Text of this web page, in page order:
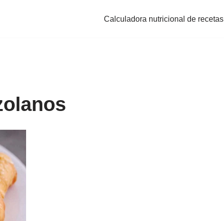
Calculadora nutricional de recetas